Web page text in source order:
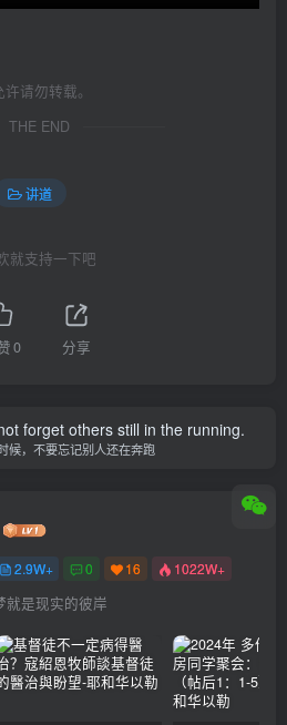
请勿转载。
THE END
讲道
就支持一下吧
0 分享
forget others still in the running.
候，不要忘记别人还在奔跑
2.9W+ 0 16 1022W+
就是现实的彼岸